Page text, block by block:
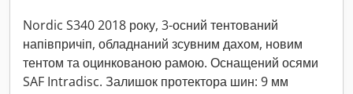
Nordic S340 2018 року, 3-осний тентований
напівпричіп, обладнаний зсувним дахом, новим
тентом та оцинкованою рамою. Оснащений осями
SAF Intradisc. Залишок протектора шин: 9 мм